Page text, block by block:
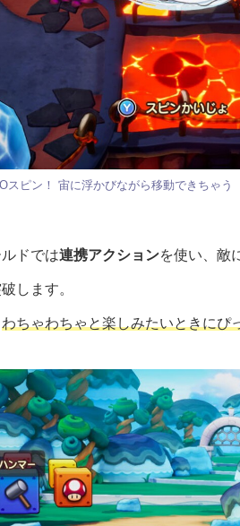
スピン！ 宙に浮かびながら移動できちゃう
ドでは連携アクションを使い、敵
します。
わちゃわちゃと楽しみたいときにぴ